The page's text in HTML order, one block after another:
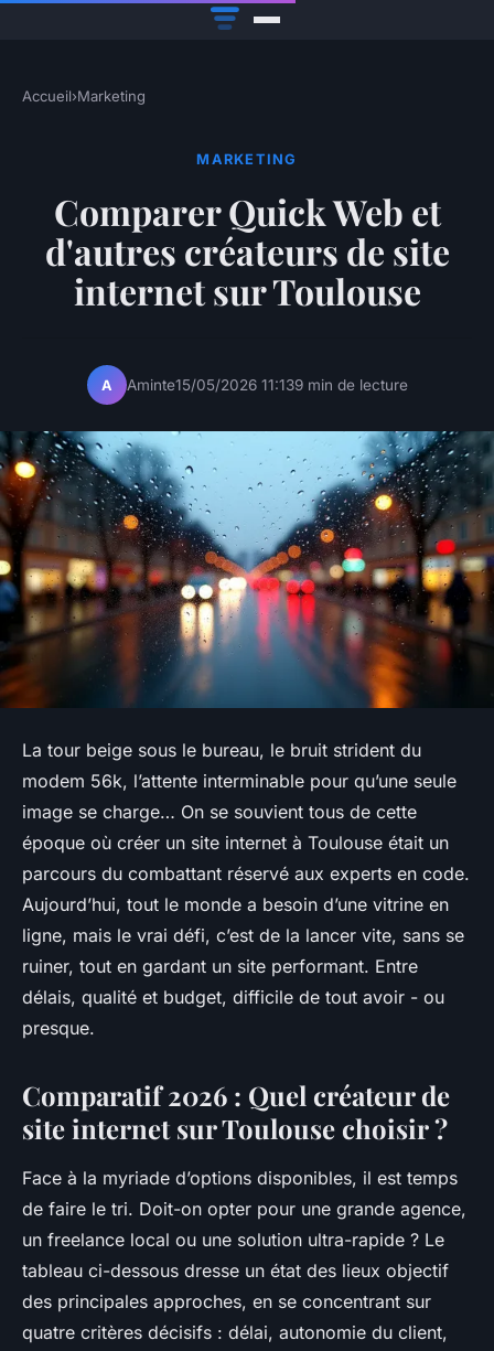
Accueil›Marketing
MARKETING
Comparer Quick Web et
d'autres créateurs de site
internet sur Toulouse
A Aminte15/05/2026 11:139 min de lecture
La tour beige sous le bureau, le bruit strident du
modem 56k, l’attente interminable pour qu’une seule
image se charge… On se souvient tous de cette
époque où créer un site internet à Toulouse était un
parcours du combattant réservé aux experts en code.
Aujourd’hui, tout le monde a besoin d’une vitrine en
ligne, mais le vrai défi, c’est de la lancer vite, sans se
ruiner, tout en gardant un site performant. Entre
délais, qualité et budget, difficile de tout avoir - ou
presque.
Comparatif 2026 : Quel créateur de
site internet sur Toulouse choisir ?
Face à la myriade d’options disponibles, il est temps
de faire le tri. Doit-on opter pour une grande agence,
un freelance local ou une solution ultra-rapide ? Le
tableau ci-dessous dresse un état des lieux objectif
des principales approches, en se concentrant sur
quatre critères décisifs : délai, autonomie du client,